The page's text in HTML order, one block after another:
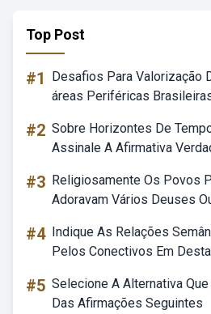
Top Post
#1
Desafios Para Valorização
áreas Periféricas
#2 Sobre Horizontes De
Assinale A Afirmativa
#3 Religiosamente Os Povos
Adoravam Vários Deuses
#4 Indique As Relações
Pelos Conectivos Em
#5 Selecione A Alternativa
Das Afirmações Seguintes